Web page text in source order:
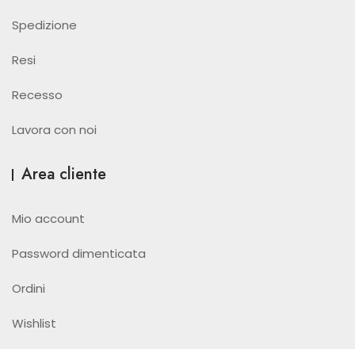
Spedizione
Resi
Recesso
Lavora con noi
Area cliente
Mio account
Password dimenticata
Ordini
Wishlist